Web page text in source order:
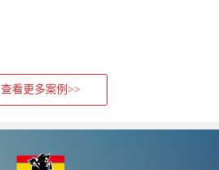
查看更多案例>>